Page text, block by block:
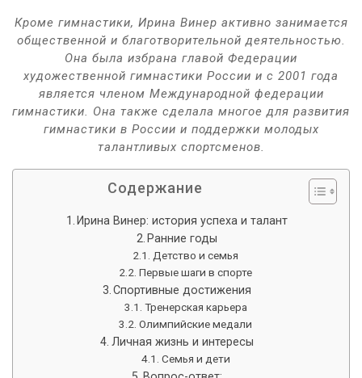
Кроме гимнастики, Ирина Винер активно занимается
общественной и благотворительной деятельностью.
Она была избрана главой Федерации
художественной гимнастики России и с 2001 года
является членом Международной федерации
гимнастики. Она также сделала многое для развития
гимнастики в России и поддержки молодых
талантливых спортсменов.
Содержание
Ирина Винер: история успеха и талант
Ранние годы
Детство и семья
Первые шаги в спорте
Спортивные достижения
Тренерская карьера
Олимпийские медали
Личная жизнь и интересы
Семья и дети